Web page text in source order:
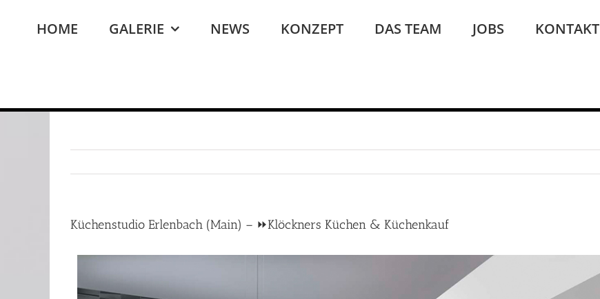
HOME GALERIE NEWS KONZEPT DAS TEAM JOBS KONTAKT
Küchenstudio Erlenbach (Main) – ⏩Klöckners Küchen & Küchenkauf